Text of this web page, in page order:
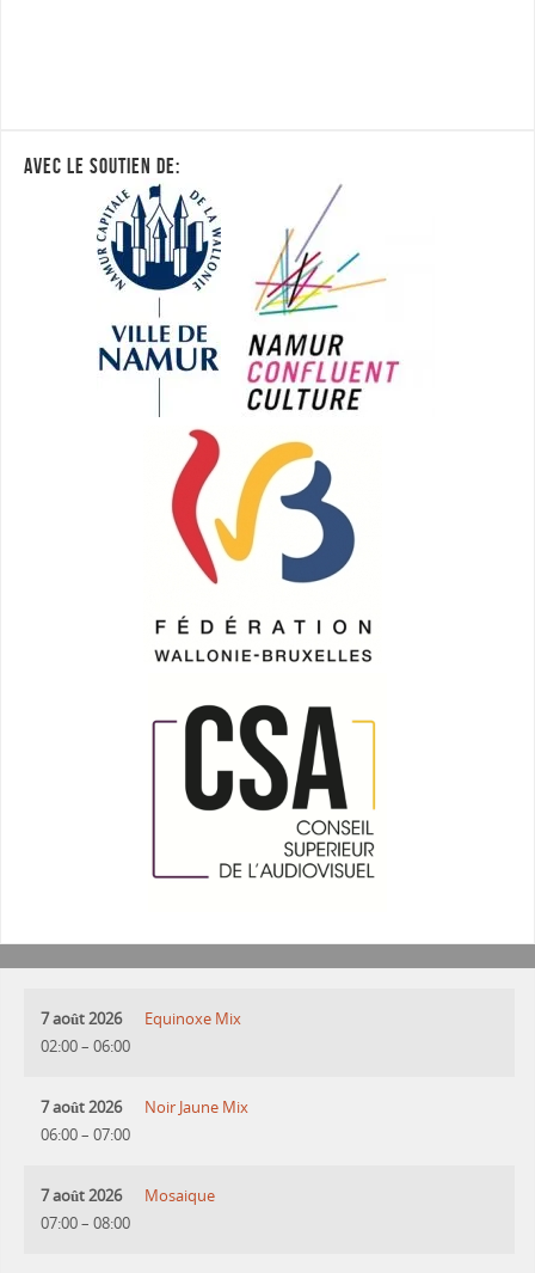
AVEC LE SOUTIEN DE:
7 août 2026
02:00– 06:00
Equinoxe Mix
7 août 2026
06:00– 07:00
Noir Jaune Mix
7 août 2026
07:00– 08:00
Mosaique